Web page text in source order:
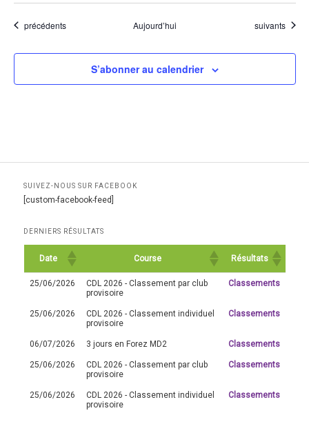
Évènements
précédents Aujourd’hui Évènements
suivants
S’abonner au calendrier
SUIVEZ-NOUS SUR FACEBOOK
[custom-facebook-feed]
DERNIERS RÉSULTATS
Date Course Résultats
25/06/2026
CDL 2026 - Classement par club
provisoire
Classements
25/06/2026
CDL 2026 - Classement individuel
provisoire
Classements
06/07/2026 3 jours en Forez MD2 Classements
25/06/2026
CDL 2026 - Classement par club
provisoire
Classements
25/06/2026
CDL 2026 - Classement individuel
provisoire
Classements